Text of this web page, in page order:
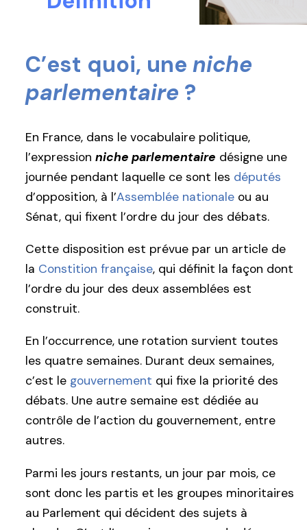
C’est quoi, une niche
parlementaire ?
En France, dans le vocabulaire politique,
l’expression niche parlementaire désigne une
journée pendant laquelle ce sont les députés
d’opposition, à l’Assemblée nationale ou au
Sénat, qui fixent l’ordre du jour des débats.
Cette disposition est prévue par un article de
la Constition française, qui définit la façon dont
l’ordre du jour des deux assemblées est
construit.
En l’occurrence, une rotation survient toutes
les quatre semaines. Durant deux semaines,
c’est le gouvernement qui fixe la priorité des
débats. Une autre semaine est dédiée au
contrôle de l’action du gouvernement, entre
autres.
Parmi les jours restants, un jour par mois, ce
sont donc les partis et les groupes minoritaires
au Parlement qui décident des sujets à